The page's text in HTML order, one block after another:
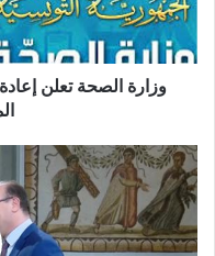
وزارة الصحة تعلن